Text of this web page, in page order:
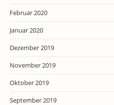
Februar 2020
Januar 2020
Dezember 2019
November 2019
Oktober 2019
September 2019